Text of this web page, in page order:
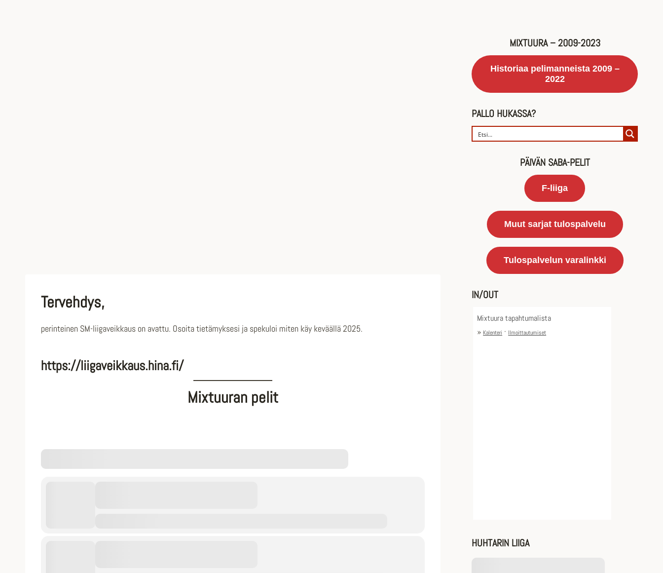
Tervehdys,
perinteinen SM-liigaveikkaus on avattu. Osoita tietämyksesi ja spekuloi miten käy keväällä 2025.
https://liigaveikkaus.hina.fi/
Mixtuuran pelit
MIXTUURA – 2009-2023
Historiaa pelimanneista 2009 –
2022
PALLO HUKASSA?
PÄIVÄN SABA-PELIT
F-liiga
Muut sarjat tulospalvelu
Tulospalvelun varalinkki
IN/OUT
Mixtuura tapahtumalista
» Kalenteri · Ilmoittautumiset
HUHTARIN LIIGA